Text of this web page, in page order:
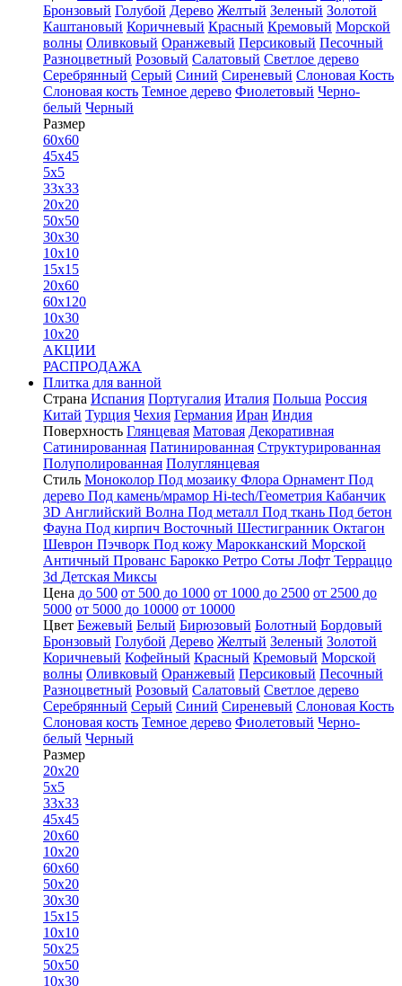
Бронзовый Голубой Дерево Желтый Зеленый Золотой
Каштановый Коричневый Красный Кремовый Морской
волны Оливковый Оранжевый Персиковый Песочный
Разноцветный Розовый Салатовый Светлое дерево
Серебрянный Серый Синий Сиреневый Слоновая Кость
Слоновая кость Темное дерево Фиолетовый Черно-
белый Черный
Размер
60x60
45x45
5x5
33x33
20x20
50x50
30x30
10x10
15x15
20x60
60x120
10x30
10x20
АКЦИИ
РАСПРОДАЖА
Плитка для ванной
Страна Испания Португалия Италия Польша Россия
Китай Турция Чехия Германия Иран Индия
Поверхность Глянцевая Матовая Декоративная
Сатинированная Патинированная Структурированная
Полуполированная Полуглянцевая
Стиль Моноколор Под мозаику Флора Орнамент Под
дерево Под камень/мрамор Hi-tech/Геометрия Кабанчик
3D Английский Волна Под металл Под ткань Под бетон
Фауна Под кирпич Восточный Шестигранник Октагон
Шеврон Пэчворк Под кожу Марокканский Морской
Античный Прованс Барокко Ретро Соты Лофт Терраццо
3d Детская Миксы
Цена до 500 от 500 до 1000 от 1000 до 2500 от 2500 до
5000 от 5000 до 10000 от 10000
Цвет Бежевый Белый Бирюзовый Болотный Бордовый
Бронзовый Голубой Дерево Желтый Зеленый Золотой
Коричневый Кофейный Красный Кремовый Морской
волны Оливковый Оранжевый Персиковый Песочный
Разноцветный Розовый Салатовый Светлое дерево
Серебрянный Серый Синий Сиреневый Слоновая Кость
Слоновая кость Темное дерево Фиолетовый Черно-
белый Черный
Размер
20x20
5x5
33x33
45x45
20x60
10x20
60x60
50x20
30x30
15x15
10x10
50x25
50x50
10x30